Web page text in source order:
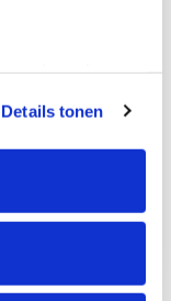
wijzigen of
de pagina. De
“details”.
Details tonen
gaan